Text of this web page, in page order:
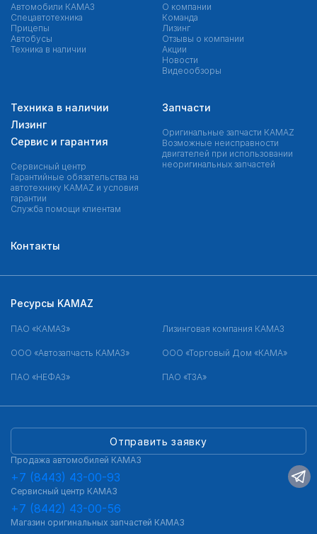
Автомобили КАМАЗ
Спецавтотехника
Прицепы
Автобусы
Техника в наличии
О компании
Команда
Лизинг
Отзывы о компании
Акции
Новости
Видеообзоры
Техника в наличии
Лизинг
Сервис и гарантия
Сервисный центр
Гарантийные обязательства на
автотехнику KAMAZ и условия
гарантии
Служба помощи клиентам
Запчасти
Оригинальные запчасти КAMAZ
Возможные неисправности
двигателей при использовании
неоригинальных запчастей
Контакты
Отправить заявку
Продажа автомобилей КАМАЗ
+7 (8443) 43-00-93
Сервисный центр КАМАЗ
+7 (8442) 43-00-56
Магазин оригинальных запчастей КАМАЗ
Ресурсы KAMAZ
ПАО «КАМАЗ» Лизинговая компания КАМАЗ
ООО «Автозапчасть КАМАЗ» ООО «Торговый Дом «КАМА»
ПАО «НЕФАЗ» ПАО «ТЗА»